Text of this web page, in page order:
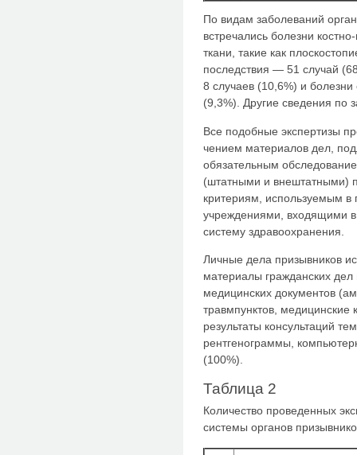
По видам заболеваний
встречались болезни
тка­ни, такие как
последс­твия — 51 случай
8 случаев (10,6%) и
(9,3%). Другие сведения по
Все подобные экспертизы
чением материалов дел,
обяза­тельным
(штатными и внештатными)
критериям, используемым в
учреждениями, входящими
систему здравоохра­нения.
Личные дела призывников
материалы гражданских дел
медицинских документов
травмпунктов, медицинские
результаты консультаций
рентгенограм­мы,
(100%).
Таблица 2
Количество проведенных
системы органов